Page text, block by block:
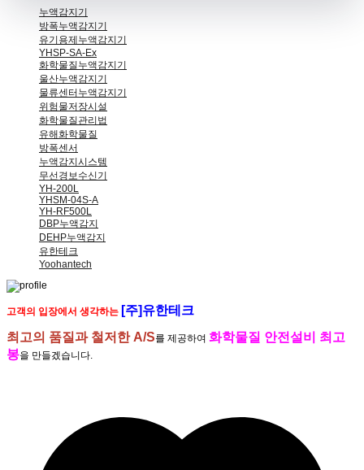
누액감지기
방폭누액감지기
유기용제누액감지기
YHSP-SA-Ex
화학물질누액감지기
울산누액감지기
물류센터누액감지기
위험물저장시설
화학물질관리법
유해화학물질
방폭센서
누액감지시스템
무선경보수신기
YH-200L
YHSM-04S-A
YH-RF500L
DBP누액감지
DEHP누액감지
유한테크
Yoohantech
고객의 입장에서 생각하는 [주]유한테크
최고의 품질과 철저한 A/S를 제공하여 화학물질 안전설비 최고
봉을 만들겠습니다.